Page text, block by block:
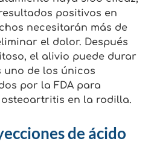
positivos en
necesitarán más de
el dolor. Después
el alivio puede durar
uno de los únicos
por la FDA para
en la rodilla.
de ácido